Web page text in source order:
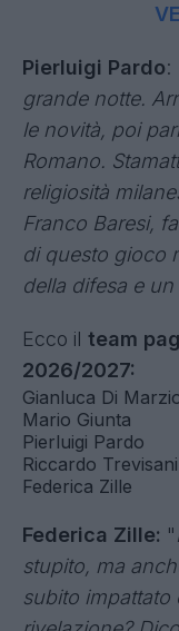
Pierluigi Pardo:
grande notte.
le novità, poi
Romano.
religiosità
Franco Baresi,
di questo gioco
della difesa e
Ecco il team
2026/2027:
Gianluca Di
Mario Giunta
Pierluigi Pardo
Riccardo Trevisani
Federica Zille
Federica Zille: "
stupito, ma
subito impattato